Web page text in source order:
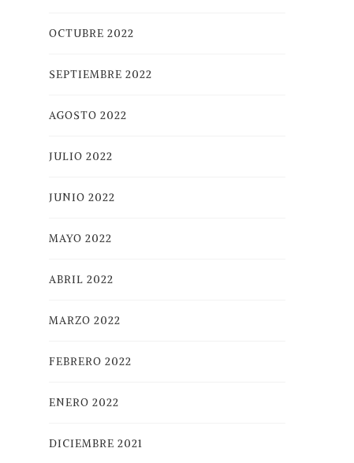
OCTUBRE 2022
SEPTIEMBRE 2022
AGOSTO 2022
JULIO 2022
JUNIO 2022
MAYO 2022
ABRIL 2022
MARZO 2022
FEBRERO 2022
ENERO 2022
DICIEMBRE 2021